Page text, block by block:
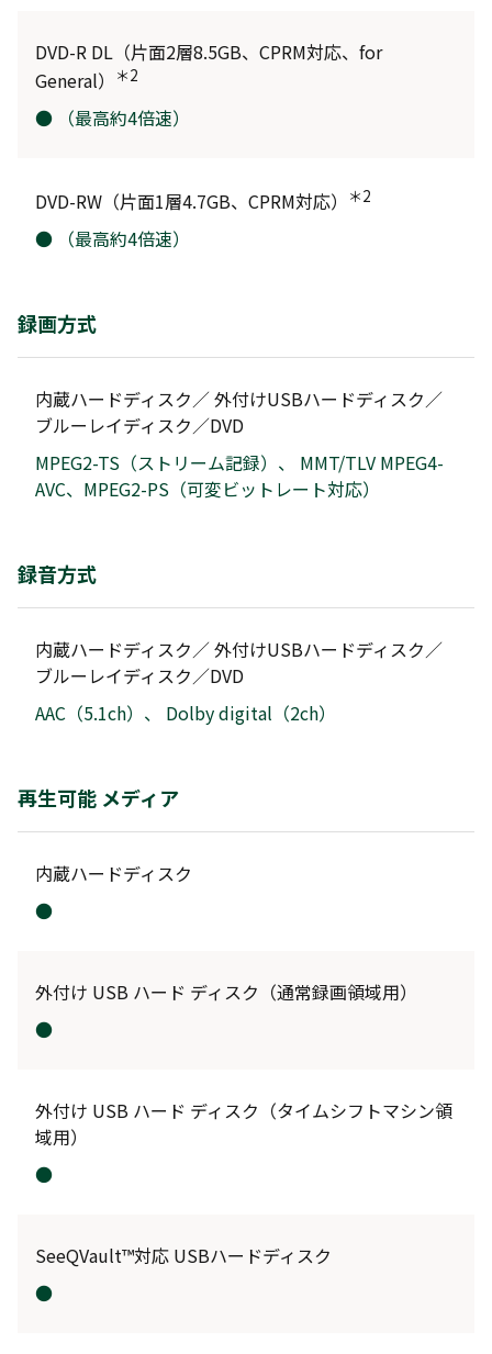
DVD-R DL（片面2層8.5GB、CPRM対応、for
General）
＊2
● （最高約4倍速）
DVD-RW（片面1層4.7GB、CPRM対応） ＊2
● （最高約4倍速）
録画方式
内蔵ハードディスク／ 外付けUSBハードディスク／
ブルーレイディスク／DVD
MPEG2-TS（ストリーム記録）、 MMT/TLV MPEG4-
AVC、MPEG2-PS（可変ビットレート対応）
録音方式
内蔵ハードディスク／ 外付けUSBハードディスク／
ブルーレイディスク／DVD
AAC（5.1ch）、 Dolby digital（2ch）
再生可能 メディア
内蔵ハードディスク
●
外付け USB ハード ディスク（通常録画領域用）
●
外付け USB ハード ディスク（タイムシフトマシン領
域用）
●
SeeQVault™対応 USBハードディスク
●